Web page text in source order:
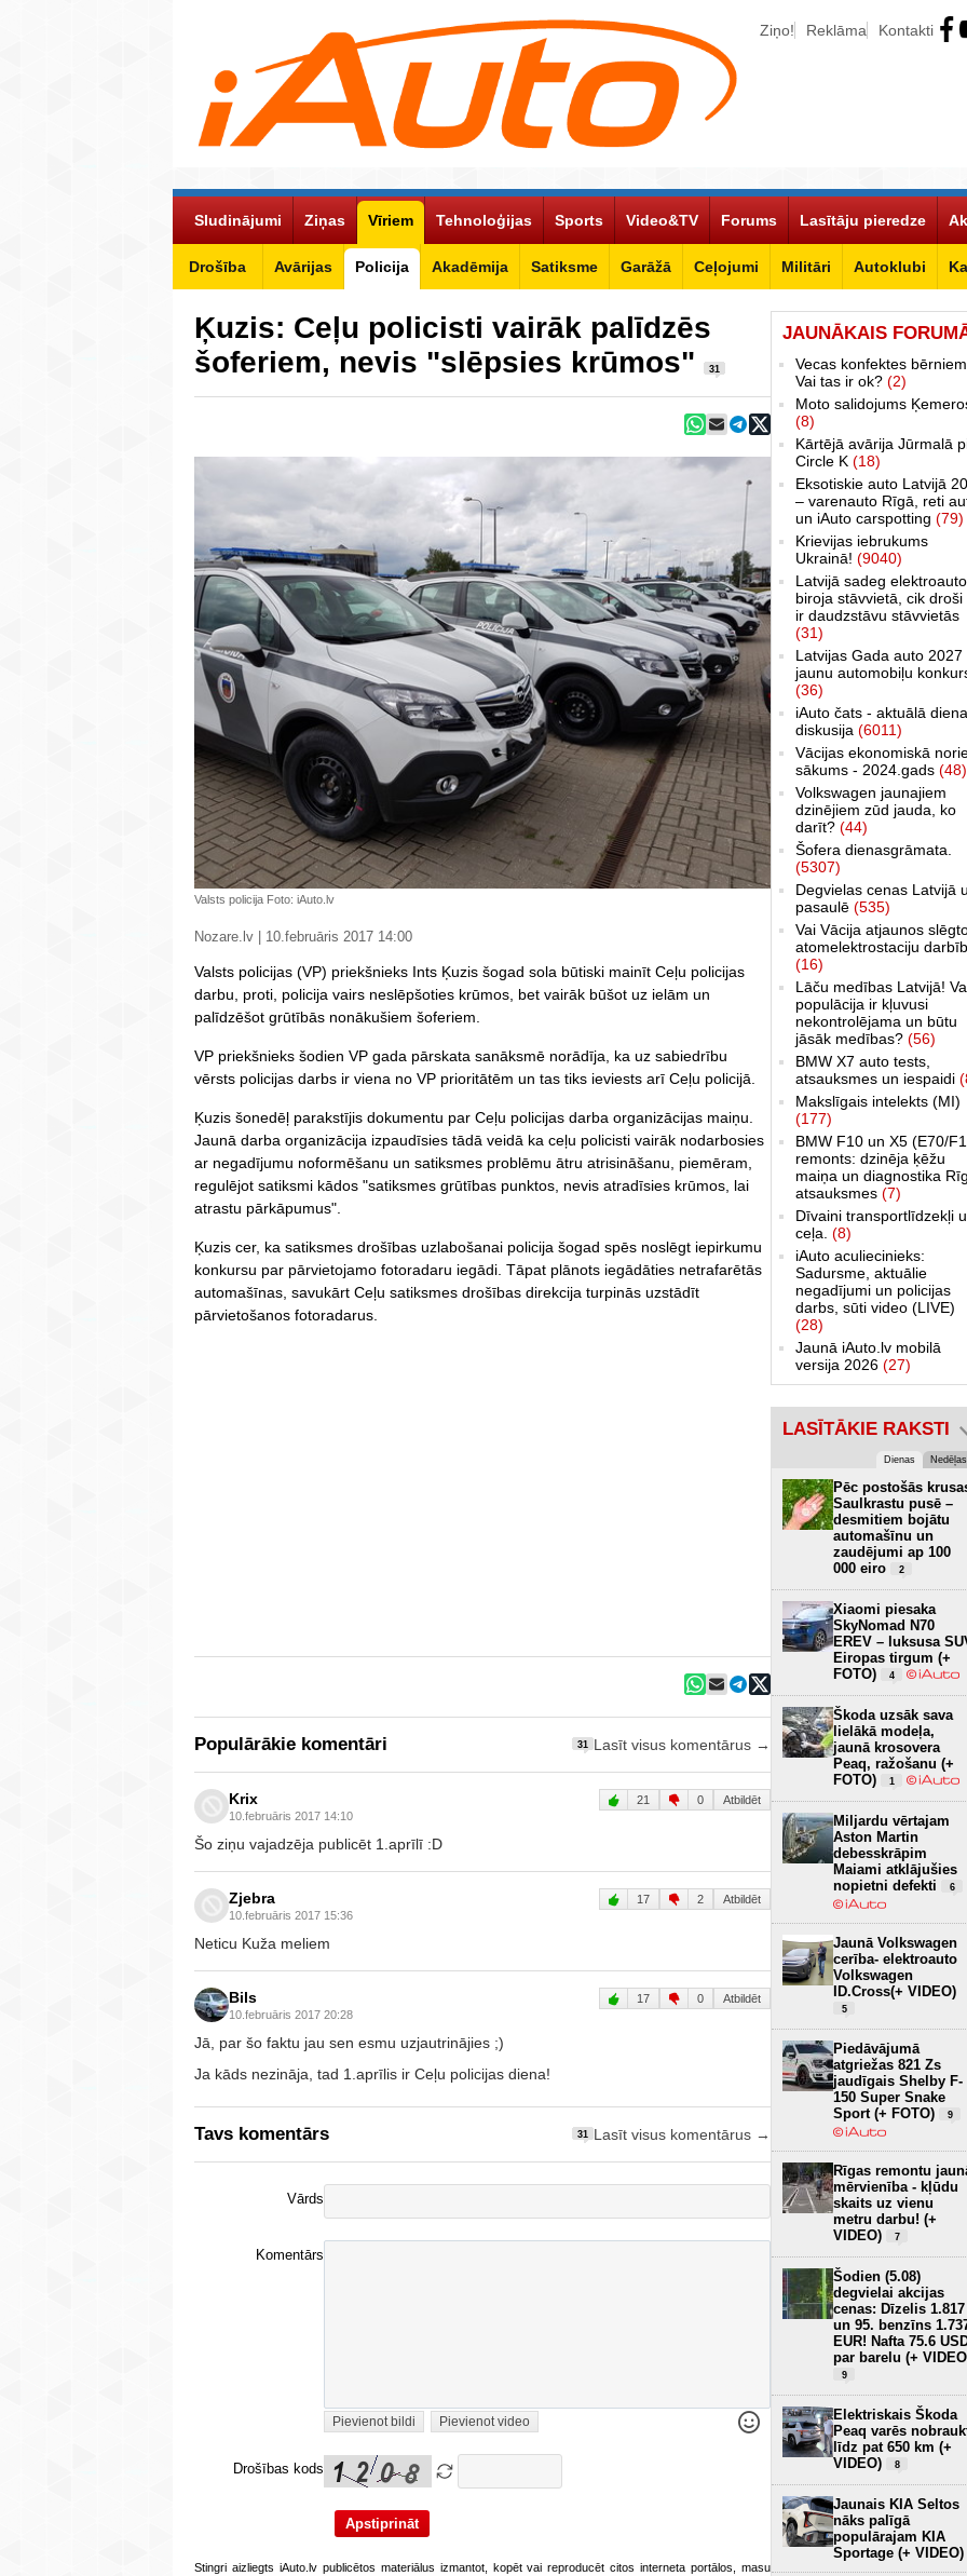
Ziņo! Reklāma Kontakti
Sludinājumi Ziņas Vīriem
Drošība Avārijas Policija Akadēmija Satiksme Garāžā Ceļojumi Militāri Autoklubi
Tehnoloģijas Sports Video&TV Forums Lasītāju pieredze
Ķuzis: Ceļu policisti vairāk palīdzēs
šoferiem, nevis "slēpsies krūmos"
31
Valsts policija Foto: iAuto.lv
Nozare.lv | 10.februāris 2017 14:00
Valsts policijas (VP) priekšnieks Ints Ķuzis šogad sola būtiski mainīt Ceļu policijas
darbu, proti, policija vairs neslēpšoties krūmos, bet vairāk būšot uz ielām un
palīdzēšot grūtībās nonākušiem šoferiem.
VP priekšnieks šodien VP gada pārskata sanāksmē norādīja, ka uz sabiedrību
vērsts policijas darbs ir viena no VP prioritātēm un tas tiks ieviests arī Ceļu policijā.
Ķuzis šonedēļ parakstījis dokumentu par Ceļu policijas darba organizācijas maiņu.
Jaunā darba organizācija izpaudīsies tādā veidā ka ceļu policisti vairāk nodarbosies
ar negadījumu noformēšanu un satiksmes problēmu ātru atrisināšanu, piemēram,
regulējot satiksmi kādos "satiksmes grūtības punktos, nevis atradīsies krūmos, lai
atrastu pārkāpumus".
Ķuzis cer, ka satiksmes drošības uzlabošanai policija šogad spēs noslēgt iepirkumu
konkursu par pārvietojamo fotoradaru iegādi. Tāpat plānots iegādāties netrafarētās
automašīnas, savukārt Ceļu satiksmes drošības direkcija turpinās uzstādīt
pārvietošanos fotoradarus.
Populārākie komentāri 31 Lasīt visus komentārus →
Krix
10.februāris 2017 14:10
21 0 Atbildēt
Šo ziņu vajadzēja publicēt 1.aprīlī :D
Zjebra
10.februāris 2017 15:36
17 2 Atbildēt
Neticu Kuža meliem
Bils
10.februāris 2017 20:28
17 0 Atbildēt
Jā, par šo faktu jau sen esmu uzjautrinājies ;)
Ja kāds nezināja, tad 1.aprīlis ir Ceļu policijas diena!
Tavs komentārs 31 Lasīt visus komentārus →
Vārds
Komentārs
Pievienot bildi Pievienot video
Drošības kods
Stingri aizliegts iAuto.lv publicētos materiālus izmantot, kopēt vai reproducēt citos interneta portālos, masu
JAUNĀKAIS
Vecas konfektes
Vai tas ir ok? (2)
Moto salidojums
(8)
Kārtējā avārija Jūrmalā
Circle K (18)
Eksotiskie auto Latvijā
– varenauto Rīgā, reti
un iAuto carspotting (79)
Krievijas iebrukums
Ukrainā! (9040)
Latvijā sadeg elektroauto
biroja stāvvietā, cik droši
ir daudzstāvu stāvvietās
(31)
Latvijas Gada auto 2027
jaunu automobiļu
(36)
iAuto čats - aktuālā
diskusija (6011)
Vācijas ekonomiskā
sākums - 2024.gads (48)
Volkswagen jaunajiem
dzinējiem zūd jauda, ko
darīt? (44)
Šofera dienasgrāmata.
(5307)
Degvielas cenas Latvijā
pasaulē (535)
Vai Vācija atjaunos
atomelektrostaciju
(16)
Lāču medības Latvijā!
populācija ir kļuvusi
nekontrolējama un būtu
jāsāk medības? (56)
BMW X7 auto tests,
atsauksmes un iespaidi
Makslīgais intelekts (MI)
(177)
BMW F10 un X5 (E70/
remonts: dzinēja ķēžu
maiņa un diagnostika
atsauksmes (7)
Dīvaini transportlīdzekļi
ceļa. (8)
iAuto aculiecinieks:
Sadursme, aktuālie
negadījumi un policijas
darbs, sūti video (LIVE)
(28)
Jaunā iAuto.lv mobilā
versija 2026 (27)
LASĪTĀKIE RAKSTI
Dienas Nedēļas
Pēc postošās
Saulkrastu pusē –
desmitiem bojātu
automašīnu un
zaudējumi ap 100
000 eiro
2
Xiaomi piesaka
SkyNomad N70
EREV – luksusa
Eiropas tirgum (+
FOTO)
4
Škoda uzsāk sava
lielākā modeļa,
jaunā krosovera
Peaq, ražošanu (+
FOTO)
1
Miljardu vērtajam
Aston Martin
debesskrāpim
Maiami atklājušies
nopietni defekti
6
Jaunā Volkswagen
cerība- elektroauto
Volkswagen
ID.Cross(+ VIDEO)
5
Piedāvājumā
atgriežas 821 Zs
jaudīgais Shelby F-
150 Super Snake
Sport (+ FOTO)
9
Rīgas remontu
mērvienība - kļūdu
skaits uz vienu
metru darbu! (+
VIDEO)
7
Šodien (5.08)
degvielai akcijas
cenas: Dīzelis 1.817
un 95. benzīns
EUR! Nafta 75.6
par barelu (+
9
Elektriskais Škoda
Peaq varēs
līdz pat 650 km (+
VIDEO)
8
Jaunais KIA Seltos
nāks palīgā
populārajam KIA
Sportage (+ VIDEO)